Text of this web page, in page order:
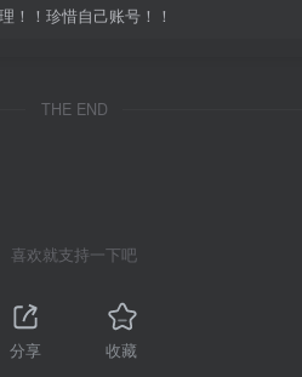
！！珍惜自己账号！！
THE END
喜欢就支持一下吧
分享 收藏